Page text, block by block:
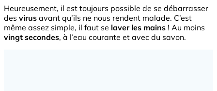
Heureusement, il est toujours possible de se débarrasser
des virus avant qu’ils ne nous rendent malade. C’est
même assez simple, il faut se laver les mains ! Au moins
vingt secondes, à l’eau courante et avec du savon.